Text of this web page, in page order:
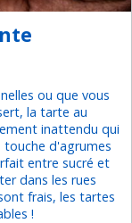
ou que vous
la tarte au
inattendu qui
touche d'agrumes
entre sucré et
dans les rues
frais, les tartes
!